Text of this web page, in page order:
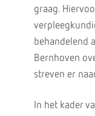
graag.
behandelend
Bernhoven
streven er
In het kader